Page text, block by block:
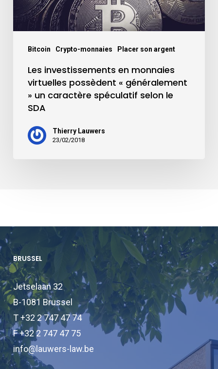
Bitcoin Crypto-monnaies Placer son argent
Les investissements en monnaies
virtuelles possèdent « généralement
» un caractère spéculatif selon le
SDA
Thierry Lauwers
23/02/2018
BRUSSEL
Jetselaan 32
B-1081 Brussel
T +32 2 747 47 74
F +32 2 747 47 75
info@lauwers-law.be